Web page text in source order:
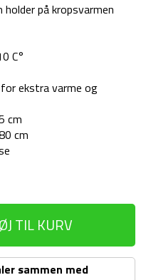
på kropsvarmen
C°
ekstra varme og
cm
cm
TIL KURV
sammen med